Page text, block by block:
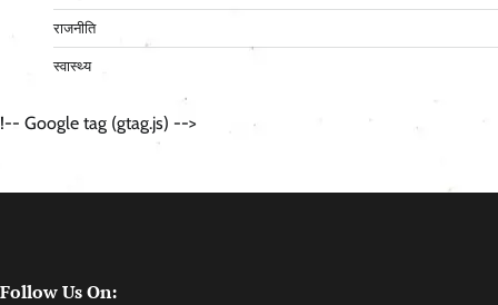
राजनीति
स्वास्थ्य
!-- Google tag (gtag.js) -->
Follow Us On: